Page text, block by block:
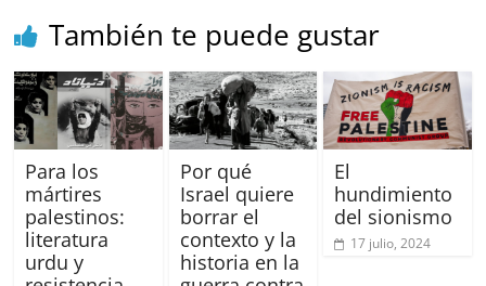
También te puede gustar
Para los
mártires
palestinos:
literatura
urdu y
Por qué
Israel quiere
borrar el
contexto y la
historia en la
El
hundimiento
del sionismo
17 julio, 2024